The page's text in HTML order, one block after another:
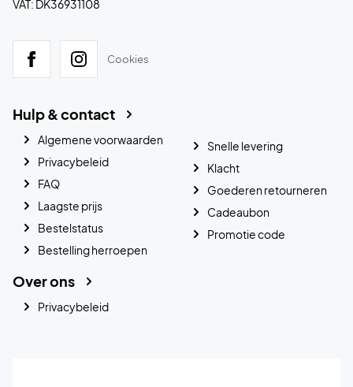
VAT: DK36931108
Cookies
Hulp & contact
Algemene voorwaarden
Privacybeleid
FAQ
Laagste prijs
Bestelstatus
Bestelling herroepen
Snelle levering
Klacht
Goederen retourneren
Cadeaubon
Promotie code
Over ons
Privacybeleid